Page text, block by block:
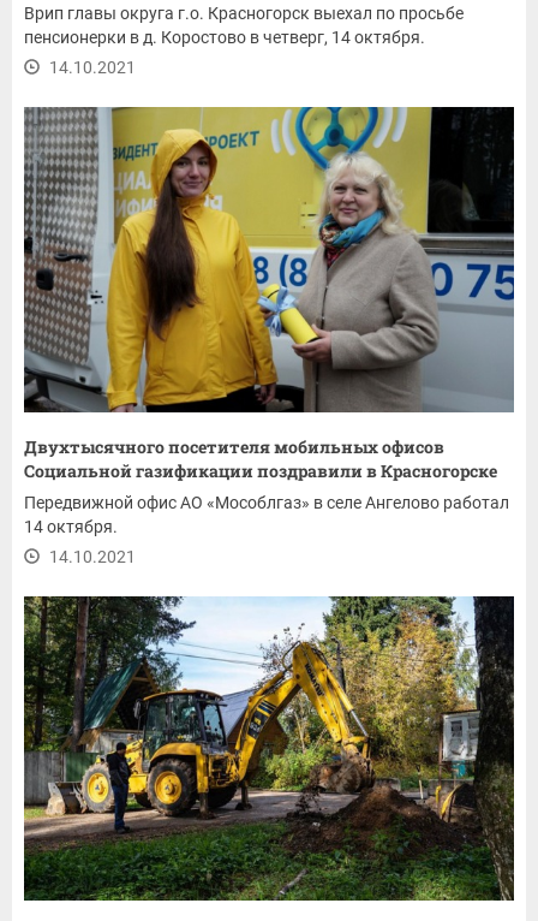
Врип главы округа г.о. Красногорск выехал по просьбе
пенсионерки в д. Коростово в четверг, 14 октября.
14.10.2021
Двухтысячного посетителя мобильных офисов
Социальной газификации поздравили в Красногорске
Передвижной офис АО «Мособлгаз» в селе Ангелово работал
14 октября.
14.10.2021